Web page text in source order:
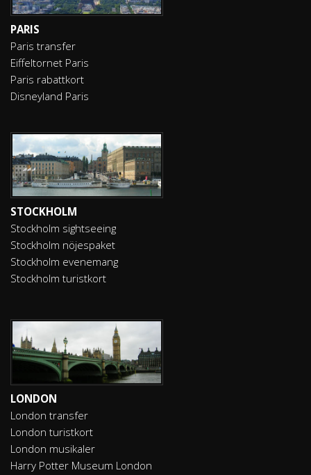
PARIS
Paris transfer
Eiffeltornet Paris
Paris rabattkort
Disneyland Paris
STOCKHOLM
Stockholm sightseeing
Stockholm nöjespaket
Stockholm evenemang
Stockholm turistkort
LONDON
London transfer
London turistkort
London musikaler
Harry Potter Museum London